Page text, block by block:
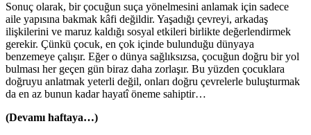
Sonuç olarak, bir çocuğun suça yönelmesini anlamak için sadece
aile yapısına bakmak kâfi değildir. Yaşadığı çevreyi, arkadaş
ilişkilerini ve maruz kaldığı sosyal etkileri birlikte değerlendirmek
gerekir. Çünkü çocuk, en çok içinde bulunduğu dünyaya
benzemeye çalışır. Eğer o dünya sağlıksızsa, çocuğun doğru bir yol
bulması her geçen gün biraz daha zorlaşır. Bu yüzden çocuklara
doğruyu anlatmak yeterli değil, onları doğru çevrelerle buluşturmak
da en az bunun kadar hayatî öneme sahiptir…
(Devamı haftaya…)